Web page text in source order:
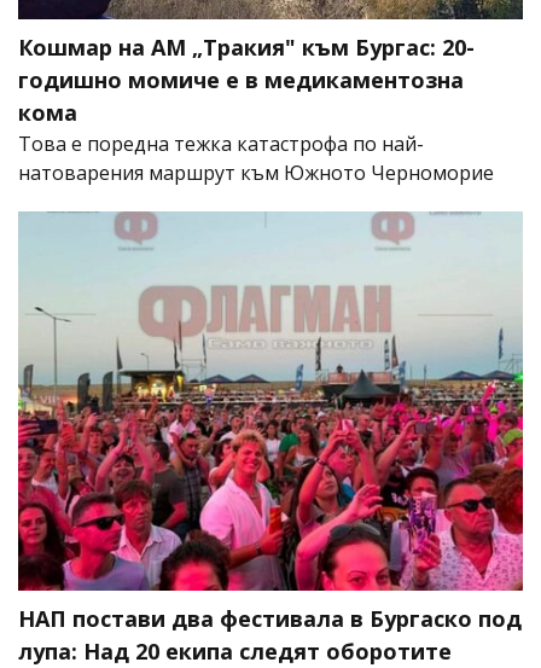
Кошмар на АМ „Тракия" към Бургас: 20-
годишно момиче е в медикаментозна
кома
Това е поредна тежка катастрофа по най-
натоварения маршрут към Южното Черноморие
НАП постави два фестивала в Бургаско под
лупа: Над 20 екипа следят оборотите